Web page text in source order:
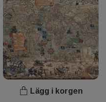
Lägg i korgen